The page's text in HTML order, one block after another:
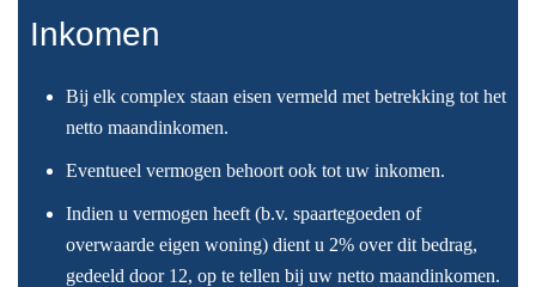
Inkomen
Bij elk complex staan eisen vermeld met betrekking tot het
netto maandinkomen.
Eventueel vermogen behoort ook tot uw inkomen.
Indien u vermogen heeft (b.v. spaartegoeden of
overwaarde eigen woning) dient u 2% over dit bedrag,
gedeeld door 12, op te tellen bij uw netto maandinkomen.